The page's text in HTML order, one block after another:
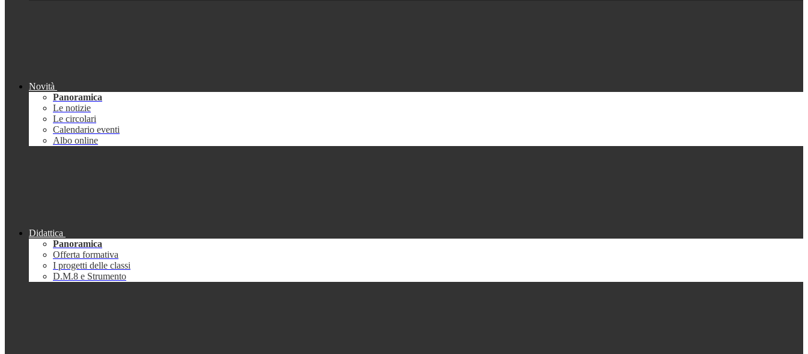
Novità
Panoramica
Le notizie
Le circolari
Calendario eventi
Albo online
Didattica
Panoramica
Offerta formativa
I progetti delle classi
D.M.8 e Strumento